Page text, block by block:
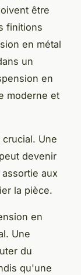
être
finitions
en métal
un
en
moderne et
Une
devenir
aux
la pièce.
en
Une
du
qu'une